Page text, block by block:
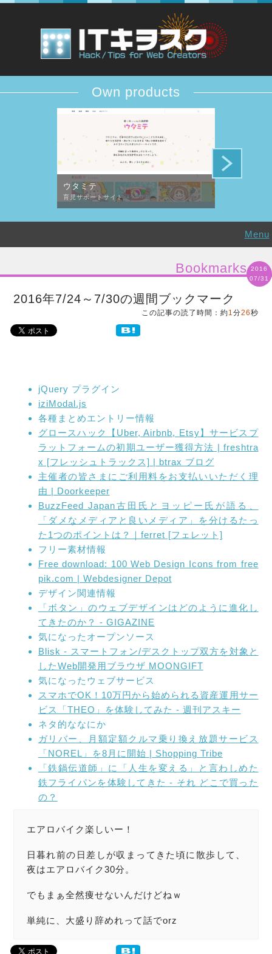
Own products
ウタミテ
育児サポートサイト
Menu
Bookmarks 2016
07/31
2016年7/24～7/30の週間ブックマーク
この記事の読了時間：約1分26秒
jQuery プラグイン
iziModal.js
各種まとめエントリー情報
グロースハック【Uber, Airbnb, Etsy】サービスプ
ラットフォームの初期ユーザー獲得方法 | freshtra
x [フレッシュトラックス] | btrax ブログ
主催者の皆さまにご利用料をお支払いいただく理
由 | Doorkeeper
BuzzFeed Japan古田氏とヨッピー氏が語る、
「ダメなメディアと良いメディア」を分けるたっ
た1つのポイントは？｜ferret [フェレット]
フリー素材情報
Free download: 100 Web Design Icons from free
pik.com | Webdesigner Depot
デザイン関連情報
「ボタン」のウェブデザインはどのように進化し
てきたのか？ - GIGAZINE
気になったオープンソース
Blisk - スマートフォン/デスクトップ双方を対象と
したWeb開発用ブラウザ MOONGIFT
気になったウェブサービス
スマホでOK！10万円から始められる資産運用サー
ビス「THEO」を体験してみた - 週刊アスキー
ネタ的ななにか
ガリバー、月額定額クルマ乗り換え放題サービス
「NOREL」を8月に開始 | Shopping Tribe
「鉄鍋伝道師」に「人生を変える」と言わしめた
鉄フライパンを体験してきた - それ どこで買った
の？
エアロバイク楽しいー！
日暮れ前の日差しが収まってきた頃に散歩して、
夜はエアロバイク30分。
でもまぁ全然痩せないんだけどねｗ
単純に、大盛り辞めれって話でorz